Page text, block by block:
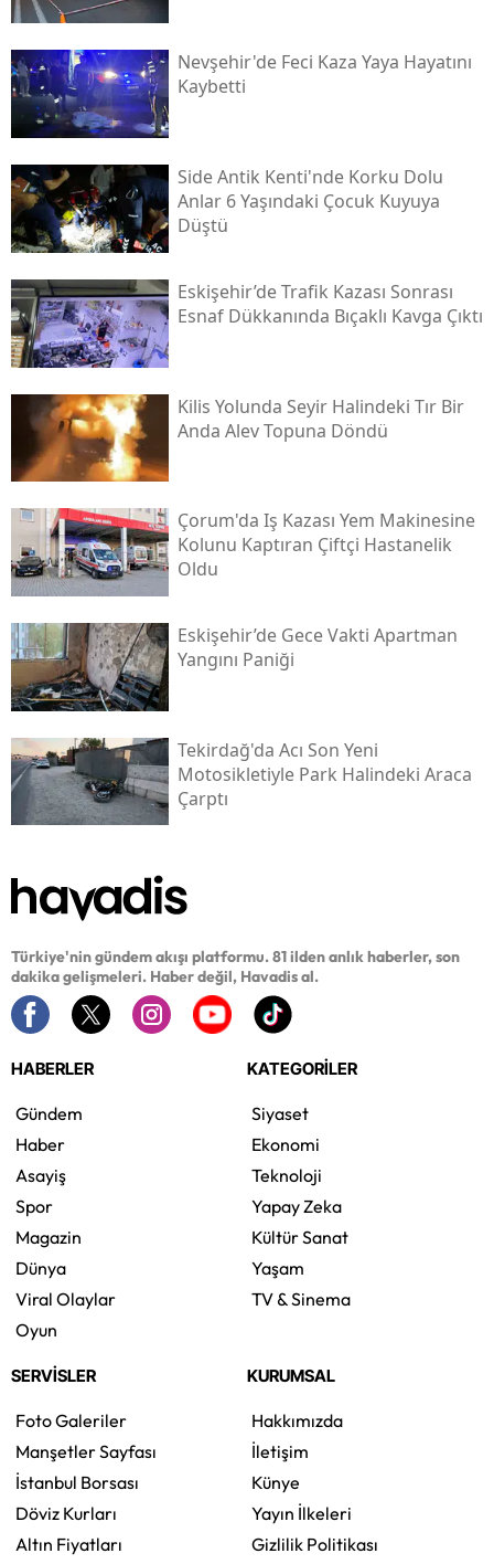
Nevşehir'de Feci Kaza Yaya Hayatını
Kaybetti
Side Antik Kenti'nde Korku Dolu
Anlar 6 Yaşındaki Çocuk Kuyuya
Düştü
Eskişehir’de Trafik Kazası Sonrası
Esnaf Dükkanında Bıçaklı Kavga Çıktı
Kilis Yolunda Seyir Halindeki Tır Bir
Anda Alev Topuna Döndü
Çorum'da Iş Kazası Yem Makinesine
Kolunu Kaptıran Çiftçi Hastanelik
Oldu
Eskişehir’de Gece Vakti Apartman
Yangını Paniği
Tekirdağ'da Acı Son Yeni
Motosikletiyle Park Halindeki Araca
Çarptı
Türkiye'nin gündem akışı platformu. 81 ilden anlık haberler, son
dakika gelişmeleri. Haber değil, Havadis al.
HABERLER
Gündem
Haber
Asayiş
Spor
Magazin
Dünya
Viral Olaylar
Oyun
KATEGORİLER
Siyaset
Ekonomi
Teknoloji
Yapay Zeka
Kültür Sanat
Yaşam
TV & Sinema
SERVİSLER
Foto Galeriler
Manşetler Sayfası
İstanbul Borsası
Döviz Kurları
Altın Fiyatları
KURUMSAL
Hakkımızda
İletişim
Künye
Yayın İlkeleri
Gizlilik Politikası